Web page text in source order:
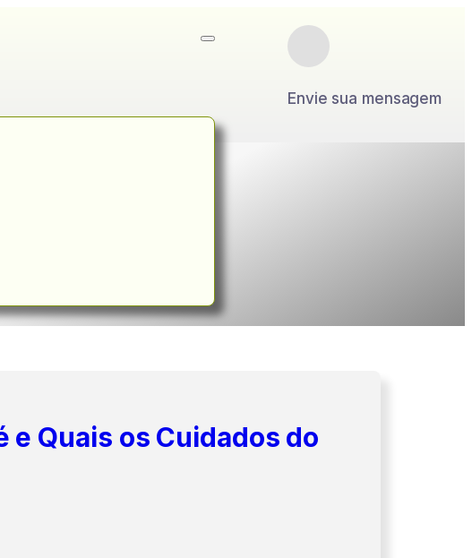
Envie sua mensagem
e Quais os Cuidados do